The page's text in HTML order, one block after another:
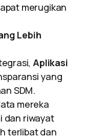
merugikan
Lebih
Aplikasi
yang
SDM.
mereka
dan riwayat
terlibat dan